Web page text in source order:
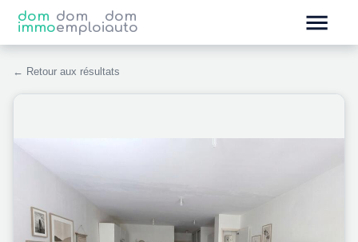
dom
immo
dom
emploi
dom
auto
← Retour aux résultats